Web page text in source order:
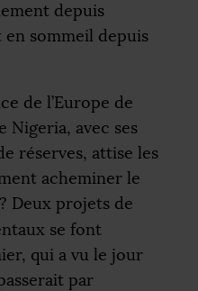
depuis
en sommeil depuis
de l’Europe de
Nigeria, avec ses
réserves, attise les
acheminer le
? Deux projets de
se font
qui a vu le jour
par